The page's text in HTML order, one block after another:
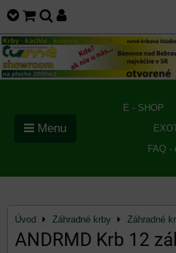
E - SHOP
FAQ -
Menu
Úvod Záhradné krby Záhradné
ANDRMD Krb 12